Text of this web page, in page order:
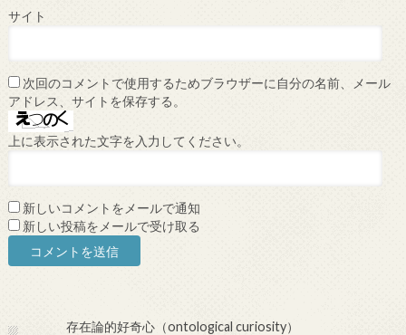
サイト
次回のコメントで使用するためブラウザーに自分の名前、メール
アドレス、サイトを保存する。
上に表示された文字を入力してください。
新しいコメントをメールで通知
新しい投稿をメールで受け取る
存在論的好奇心（ontological curiosity）